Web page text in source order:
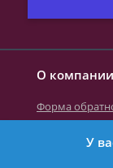
О компании
Форма
©2019-2026
У